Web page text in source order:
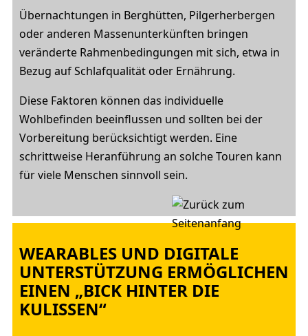
Übernachtungen in Berghütten, Pilgerherbergen
oder anderen Massenunterkünften bringen
veränderte Rahmenbedingungen mit sich, etwa in
Bezug auf Schlafqualität oder Ernährung.
Diese Faktoren können das individuelle
Wohlbefinden beeinflussen und sollten bei der
Vorbereitung berücksichtigt werden. Eine
schrittweise Heranführung an solche Touren kann
für viele Menschen sinnvoll sein.
WEARABLES UND DIGITALE
UNTERSTÜTZUNG ERMÖGLICHEN
EINEN „BICK HINTER DIE
KULISSEN“